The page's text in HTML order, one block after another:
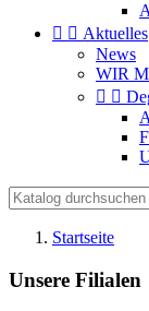
  Aktuelles
News
WIR
 
Startseite
Unsere Filialen